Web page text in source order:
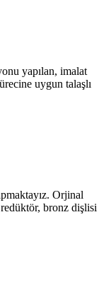
yapılan, imalat
uygun talaşlı
Orjinal
bronz dişlisi